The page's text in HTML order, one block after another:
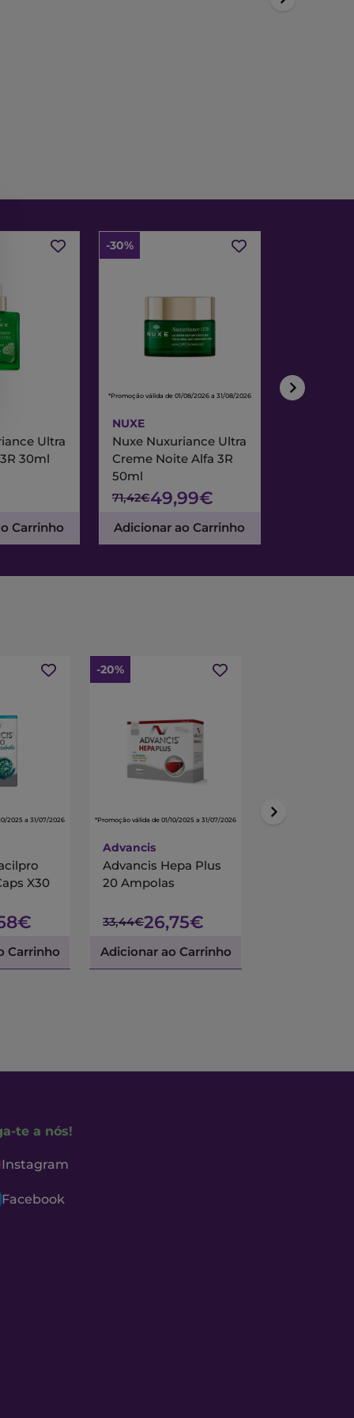
Ultra
30ml
Carrinho
-30%
*Promoção válida de 01/08/2026 a 31/08/2026
NUXE
Nuxe Nuxuriance Ultra
Creme Noite Alfa 3R
50ml
71,42€49,99€
Adicionar ao Carrinho
*Promoção válida
2025 a 31/07/2026
X30
Carrinho
-20%
*Promoção válida de 01/10/2025 a 31/07/2026
Advancis
Advancis Hepa Plus
20 Ampolas
33,44€26,75€
Adicionar ao Carrinho
*Promoção válida de 01/
te a nós!
Instagram
Facebook